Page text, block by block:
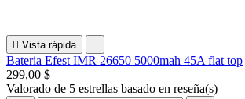
 Vista rápida 
Bateria Efest IMR 26650 5000mah 45A flat top
299,00 $
Valorado de 5 estrellas basado en reseña(s)